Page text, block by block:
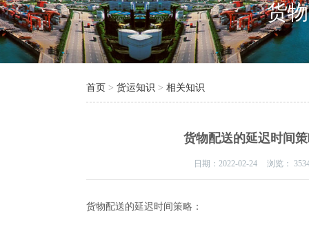
货
首页 > 货运知识 > 相关知识
货物配送的延迟时间
日期： 2022-02-24 浏览：
货物配送的延迟时间策略：